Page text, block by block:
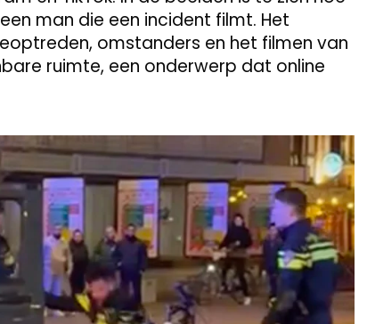
man die een incident filmt. Het
omstanders en het filmen van
ruimte, een onderwerp dat online